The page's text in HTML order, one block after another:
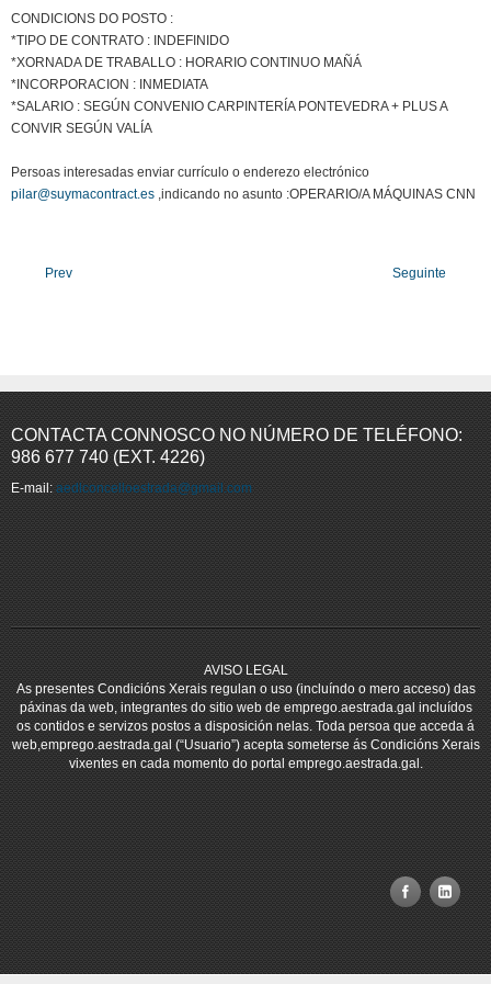
CONDICIONS DO POSTO :
*TIPO DE CONTRATO : INDEFINIDO
*XORNADA DE TRABALLO : HORARIO CONTINUO MAÑÁ
*INCORPORACION : INMEDIATA
*SALARIO : SEGÚN CONVENIO CARPINTERÍA PONTEVEDRA + PLUS A
CONVIR SEGÚN VALÍA
Persoas interesadas enviar currículo o enderezo electrónico
pilar@suymacontract.es ,indicando no asunto :OPERARIO/A MÁQUINAS CNN
Prev Seguinte
CONTACTA CONNOSCO NO NÚMERO DE TELÉFONO:
986 677 740 (EXT. 4226)
E-mail: aedlconcelloestrada@gmail.com
AVISO LEGAL
As presentes Condicións Xerais regulan o uso (incluíndo o mero acceso) das
páxinas da web, integrantes do sitio web de emprego.aestrada.gal incluídos
os contidos e servizos postos a disposición nelas. Toda persoa que acceda á
web,emprego.aestrada.gal (“Usuario”) acepta someterse ás Condicións Xerais
vixentes en cada momento do portal emprego.aestrada.gal.